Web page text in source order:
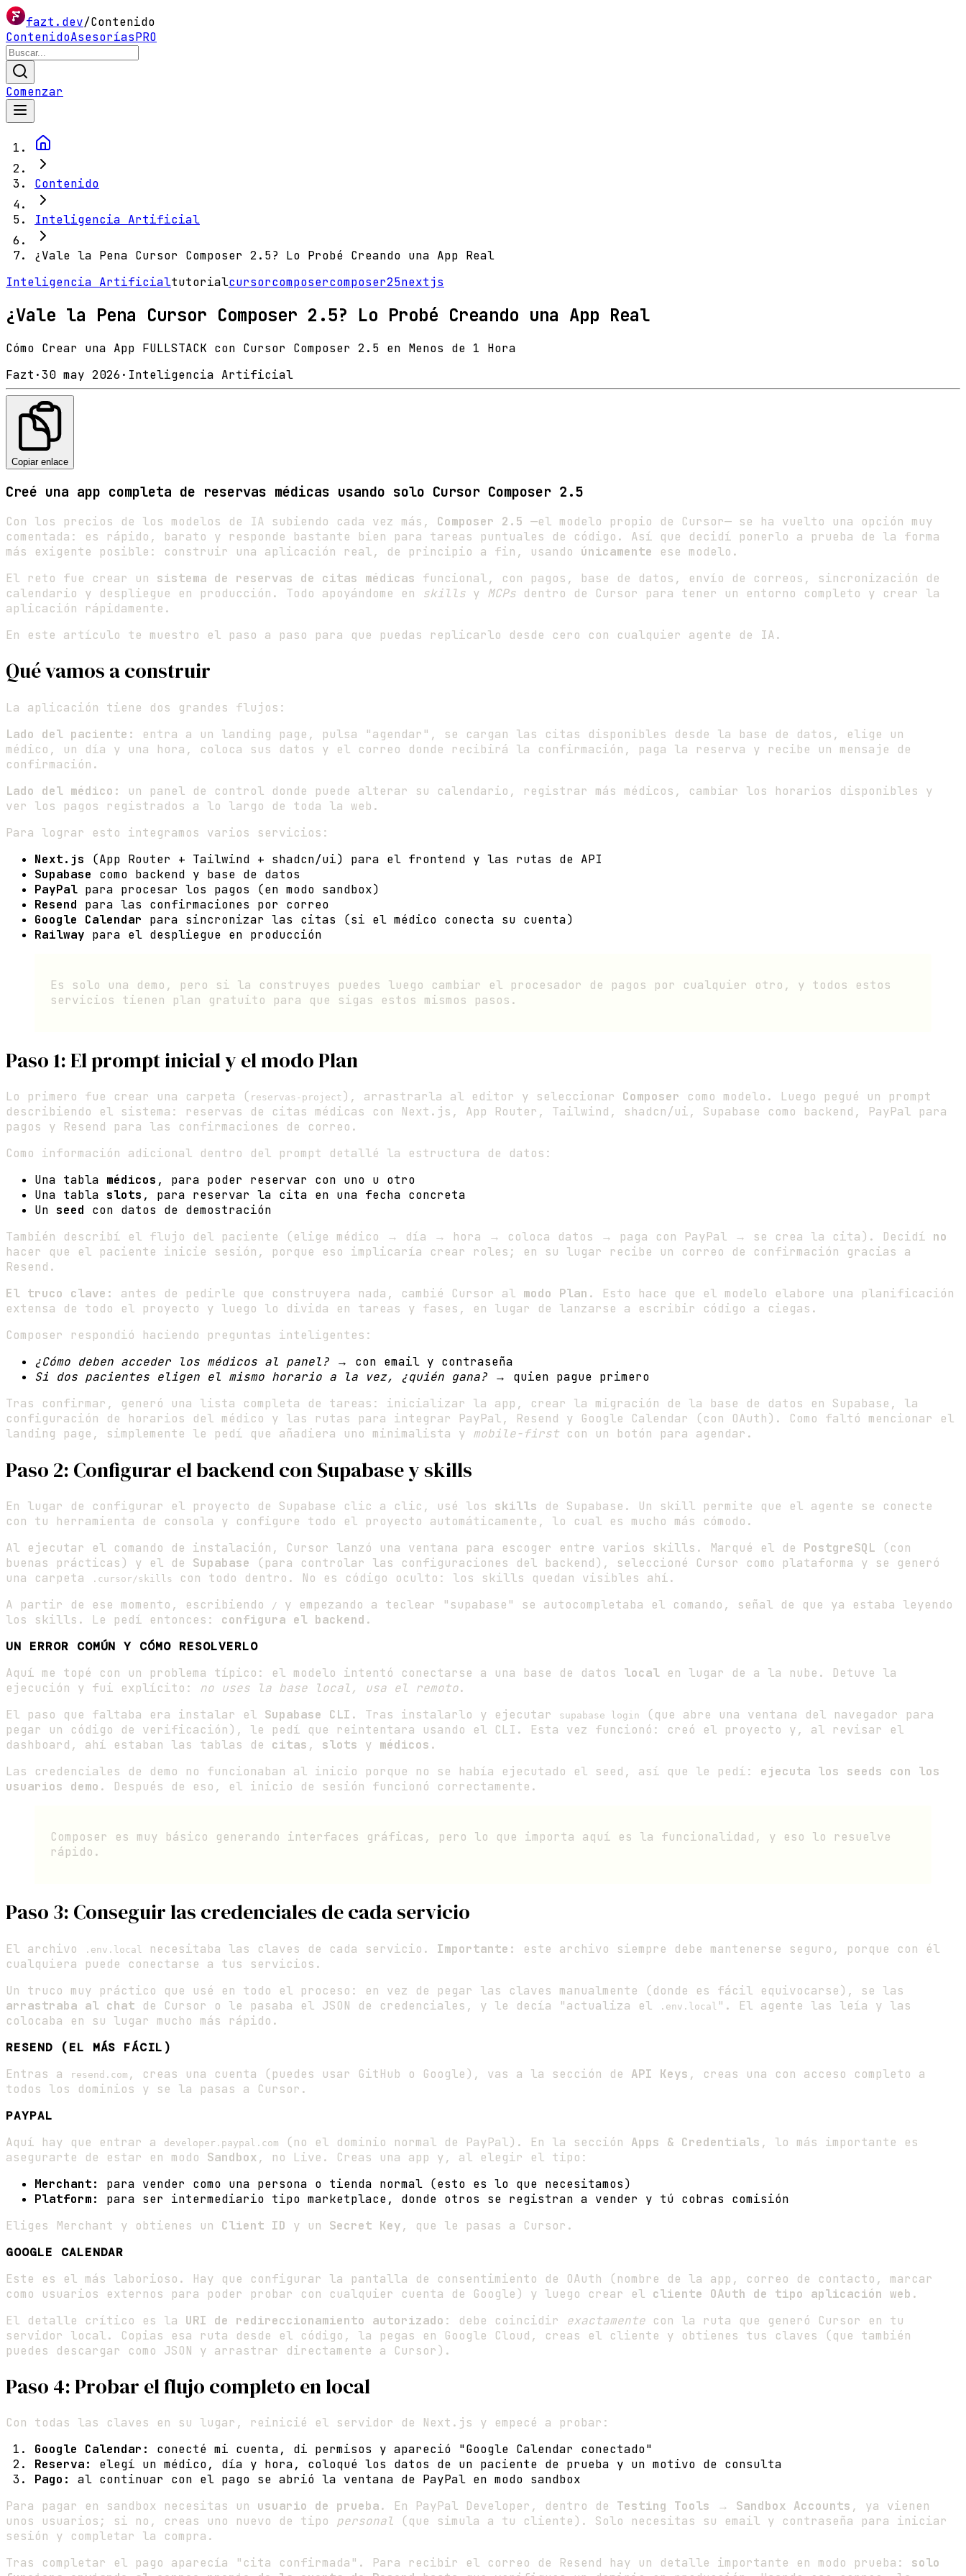
fazt.dev/Contenido
ContenidoAsesoríasPRO
Comenzar
Contenido
Inteligencia Artificial
¿Vale la Pena Cursor Composer 2.5? Lo Probé Creando una App Real
Inteligencia Artificialtutorialcursorcomposercomposer25nextjs
¿Vale la Pena Cursor Composer 2.5? Lo Probé Creando una App Real
Cómo Crear una App FULLSTACK con Cursor Composer 2.5 en Menos de 1 Hora
Fazt ·30 may 2026· Inteligencia Artificial
Copiar enlace
Creé una app completa de reservas médicas usando solo Cursor Composer 2.5
Con los precios de los modelos de IA subiendo cada vez más, Composer 2.5 —el modelo propio de Cursor— se ha vuelto una opción muy
comentada: es rápido, barato y responde bastante bien para tareas puntuales de código. Así que decidí ponerlo a prueba de la forma
más exigente posible: construir una aplicación real, de principio a fin, usando únicamente ese modelo.
El reto fue crear un sistema de reservas de citas médicas funcional, con pagos, base de datos, envío de correos, sincronización de
calendario y despliegue en producción. Todo apoyándome en skills y MCPs dentro de Cursor para tener un entorno completo y crear la
aplicación rápidamente.
En este artículo te muestro el paso a paso para que puedas replicarlo desde cero con cualquier agente de IA.
Qué vamos a construir
La aplicación tiene dos grandes flujos:
Lado del paciente:
entra a un landing page, pulsa "agendar", se cargan las citas disponibles desde la base de datos, elige un
médico, un día y una hora, coloca sus datos y el correo donde recibirá la confirmación, paga la reserva y recibe un mensaje de
confirmación.
Lado del médico:
un panel de control donde puede alterar su calendario, registrar más médicos, cambiar los horarios disponibles y
ver los pagos registrados a lo largo de toda la web.
Para lograr esto integramos varios servicios:
Next.js (App Router + Tailwind + shadcn/ui) para el frontend y las rutas de API
Supabase como backend y base de datos
PayPal para procesar los pagos (en modo sandbox)
Resend para las confirmaciones por correo
Google Calendar para sincronizar las citas (si el médico conecta su cuenta)
Railway para el despliegue en producción
Es solo una demo, pero si la construyes puedes luego cambiar el procesador de pagos por cualquier otro, y todos estos
servicios tienen plan gratuito para que sigas estos mismos pasos.
Paso 1: El prompt inicial y el modo Plan
Lo primero fue crear una carpeta ( reservas-project ), arrastrarla al editor y seleccionar Composer como modelo. Luego pegué un prompt
describiendo el sistema: reservas de citas médicas con Next.js, App Router, Tailwind, shadcn/ui, Supabase como backend, PayPal para
pagos y Resend para las confirmaciones de correo.
Como información adicional dentro del prompt detallé la estructura de datos:
Una tabla médicos , para poder reservar con uno u otro
Una tabla slots , para reservar la cita en una fecha concreta
Un seed con datos de demostración
También describí el flujo del paciente (elige médico → día → hora → coloca datos → paga con PayPal → se crea la cita). Decidí no
hacer que el paciente inicie sesión, porque eso implicaría crear roles; en su lugar recibe un correo de confirmación gracias a
Resend.
El truco clave:
antes de pedirle que construyera nada, cambié Cursor al modo Plan . Esto hace que el modelo elabore una planificación
extensa de todo el proyecto y luego lo divida en tareas y fases, en lugar de lanzarse a escribir código a ciegas.
Composer respondió haciendo preguntas inteligentes:
¿Cómo deben acceder los médicos al panel? → con email y contraseña
Si dos pacientes eligen el mismo horario a la vez, ¿quién gana? → quien pague primero
Tras confirmar, generó una lista completa de tareas: inicializar la app, crear la migración de la base de datos en Supabase, la
configuración de horarios del médico y las rutas para integrar PayPal, Resend y Google Calendar (con OAuth). Como faltó mencionar el
landing page, simplemente le pedí que añadiera uno minimalista y mobile-first con un botón para agendar.
Paso 2: Configurar el backend con Supabase y skills
En lugar de configurar el proyecto de Supabase clic a clic, usé los skills de Supabase. Un skill permite que el agente se conecte
con tu herramienta de consola y configure todo el proyecto automáticamente, lo cual es mucho más cómodo.
Al ejecutar el comando de instalación, Cursor lanzó una ventana para escoger entre varios skills. Marqué el de PostgreSQL (con
buenas prácticas) y el de Supabase (para controlar las configuraciones del backend), seleccioné Cursor como plataforma y se generó
una carpeta
.cursor/skills
con todo dentro. No es código oculto: los skills quedan visibles ahí.
A partir de ese momento, escribiendo
/
y empezando a teclear "supabase" se autocompletaba el comando, señal de que ya estaba leyendo
los skills. Le pedí entonces: configura el backend .
UN ERROR COMÚN Y CÓMO RESOLVERLO
Aquí me topé con un problema típico: el modelo intentó conectarse a una base de datos local en lugar de a la nube. Detuve la
ejecución y fui explícito: no uses la base local, usa el remoto.
El paso que faltaba era instalar el Supabase CLI . Tras instalarlo y ejecutar supabase login
(que abre una ventana del navegador para
pegar un código de verificación), le pedí que reintentara usando el CLI. Esta vez funcionó: creó el proyecto y, al revisar el
dashboard, ahí estaban las tablas de citas , slots y médicos .
Las credenciales de demo no funcionaban al inicio porque no se había ejecutado el seed, así que le pedí: ejecuta los seeds con los
usuarios demo . Después de eso, el inicio de sesión funcionó correctamente.
Composer es muy básico generando interfaces gráficas, pero lo que importa aquí es la funcionalidad, y eso lo resuelve
rápido.
Paso 3: Conseguir las credenciales de cada servicio
El archivo .env.local necesitaba las claves de cada servicio. Importante:
este archivo siempre debe mantenerse seguro, porque con él
cualquiera puede conectarse a tus servicios.
Un truco muy práctico que usé en todo el proceso: en vez de pegar las claves manualmente (donde es fácil equivocarse), se las
arrastraba al chat de Cursor o le pasaba el JSON de credenciales, y le decía "actualiza el .env.local ". El agente las leía y las
colocaba en su lugar mucho más rápido.
RESEND (EL MÁS FÁCIL)
Entras a
resend.com , creas una cuenta (puedes usar GitHub o Google), vas a la sección de API Keys , creas una con acceso completo a
todos los dominios y se la pasas a Cursor.
PAYPAL
Aquí hay que entrar a
developer.paypal.com (no el dominio normal de PayPal). En la sección Apps & Credentials , lo más importante es
asegurarte de estar en modo Sandbox, no Live. Creas una app y, al elegir el tipo:
Merchant:
para vender como una persona o tienda normal (esto es lo que necesitamos)
Platform:
para ser intermediario tipo marketplace, donde otros se registran a vender y tú cobras comisión
Eliges Merchant y obtienes un Client ID y un Secret Key, que le pasas a Cursor.
GOOGLE CALENDAR
Este es el más laborioso. Hay que configurar la pantalla de consentimiento de OAuth (nombre de la app, correo de contacto, marcar
como usuarios externos para poder probar con cualquier cuenta de Google) y luego crear el cliente OAuth de tipo aplicación web .
El detalle crítico es la URI de redireccionamiento autorizado : debe coincidir exactamente con la ruta que generó Cursor en tu
servidor local. Copias esa ruta desde el código, la pegas en Google Cloud, creas el cliente y obtienes tus claves (que también
puedes descargar como JSON y arrastrar directamente a Cursor).
Paso 4: Probar el flujo completo en local
Con todas las claves en su lugar, reinicié el servidor de Next.js y empecé a probar:
Google Calendar:
conecté mi cuenta, di permisos y apareció "Google Calendar conectado"
Reserva:
elegí un médico, día y hora, coloqué los datos de un paciente de prueba y un motivo de consulta
Pago:
al continuar con el pago se abrió la ventana de PayPal en modo sandbox
Para pagar en sandbox necesitas un usuario de prueba. En PayPal Developer, dentro de Testing Tools → Sandbox Accounts , ya vienen
unos usuarios; si no, creas uno nuevo de tipo personal (que simula a tu cliente). Solo necesitas su email y contraseña para iniciar
sesión y completar la compra.
Tras completar el pago aparecía "cita confirmada". Para recibir el correo de Resend hay un detalle importante en modo prueba: solo